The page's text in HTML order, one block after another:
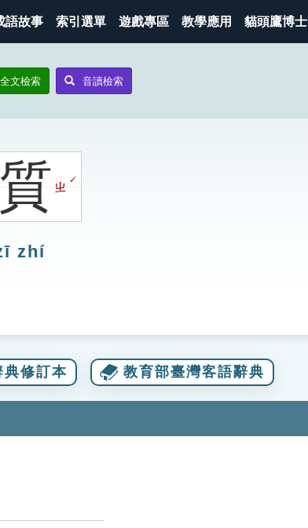
語故事 索引選單 遊戲專區 教學應用 貓頭鷹博士
全文檢索 音讀檢索
ㄓ
ˊ
zhí
典修訂本 教育部臺灣客語辭典